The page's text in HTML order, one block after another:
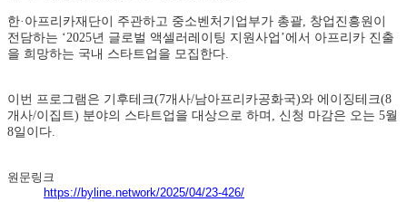
한·아프리카재단이 주관하고 중소벤처기업부가 총괄, 창업진흥원이
전담하는 ‘2025년 글로벌 액셀러레이팅 지원사업’에서 아프리카 진출
을 희망하는 국내 스타트업을 모집한다.
이번 프로그램은 기후테크(7개사/남아프리카공화국)와 에이징테크(8
개사/이집트) 분야의 스타트업을 대상으로 하며, 신청 마감은 오는 5월
8일이다.
원문링크
https://byline.network/2025/04/23-426/